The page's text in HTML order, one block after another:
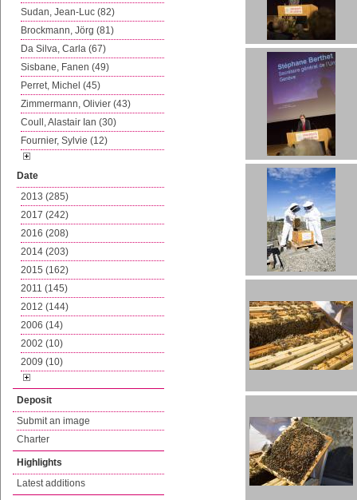
Sudan, Jean-Luc (82)
Brockmann, Jörg (81)
Da Silva, Carla (67)
Sisbane, Fanen (49)
Perret, Michel (45)
Zimmermann, Olivier (43)
Coull, Alastair Ian (30)
Fournier, Sylvie (12)
Date
2013 (285)
2017 (242)
2016 (208)
2014 (203)
2015 (162)
2011 (145)
2012 (144)
2006 (14)
2002 (10)
2009 (10)
Deposit
Submit an image
Charter
Highlights
Latest additions